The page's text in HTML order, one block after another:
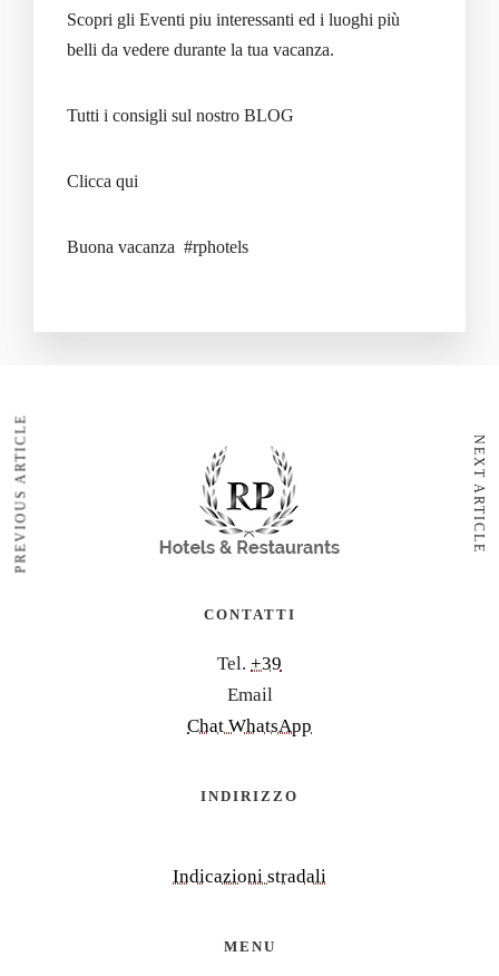
Scopri gli Eventi piu interessanti ed i luoghi più
belli da vedere durante la tua vacanza.
Tutti i consigli sul nostro BLOG
Clicca qui
Buona vacanza #rphotels
PREVIOUS ARTICLE NEXT ARTICLE
CONTATTI
Tel. +39
Email
Chat WhatsApp
INDIRIZZO
Indicazioni stradali
MENU